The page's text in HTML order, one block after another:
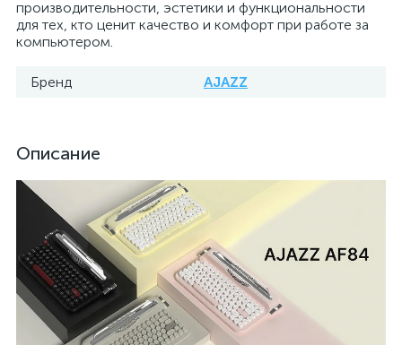
производительности, эстетики и функциональности
для тех, кто ценит качество и комфорт при работе за
компьютером.
Бренд AJAZZ
Описание